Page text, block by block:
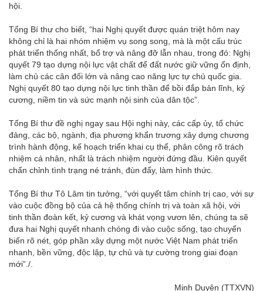
hội.
Tổng Bí thư cho biết, “hai Nghị quyết được quán triệt hôm nay
không chỉ là hai nhóm nhiệm vụ song song, mà là một cấu trúc
phát triển thống nhất, bổ trợ và nâng đỡ lẫn nhau, trong đó: Nghị
quyết 79 tạo dựng nội lực vật chất để đất nước giữ vững ổn định,
làm chủ các cân đối lớn và nâng cao năng lực tự chủ quốc gia.
Nghị quyết 80 tạo dựng nội lực tinh thần để bồi đắp bản lĩnh, kỷ
cương, niềm tin và sức mạnh nội sinh của dân tộc”.
Tổng Bí thư đề nghị ngay sau Hội nghị này, các cấp ủy, tổ chức
đảng, các bộ, ngành, địa phương khẩn trương xây dựng chương
trình hành động, kế hoạch triển khai cụ thể, phân công rõ trách
nhiệm cá nhân, nhất là trách nhiệm người đứng đầu. Kiên quyết
chấn chỉnh tình trạng né tránh, đùn đẩy, làm hình thức.
Tổng Bí thư Tô Lâm tin tưởng, “với quyết tâm chính trị cao, với sự
vào cuộc đồng bộ của cả hệ thống chính trị và toàn xã hội, với
tinh thần đoàn kết, kỷ cương và khát vọng vươn lên, chúng ta sẽ
đưa hai Nghị quyết nhanh chóng đi vào cuộc sống, tạo chuyển
biến rõ nét, góp phần xây dựng một nước Việt Nam phát triển
nhanh, bền vững, độc lập, tự chủ và tự cường trong giai đoạn
mới”./.
Minh Duyên (TTXVN)